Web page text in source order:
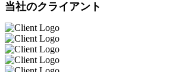
当社のクライアント